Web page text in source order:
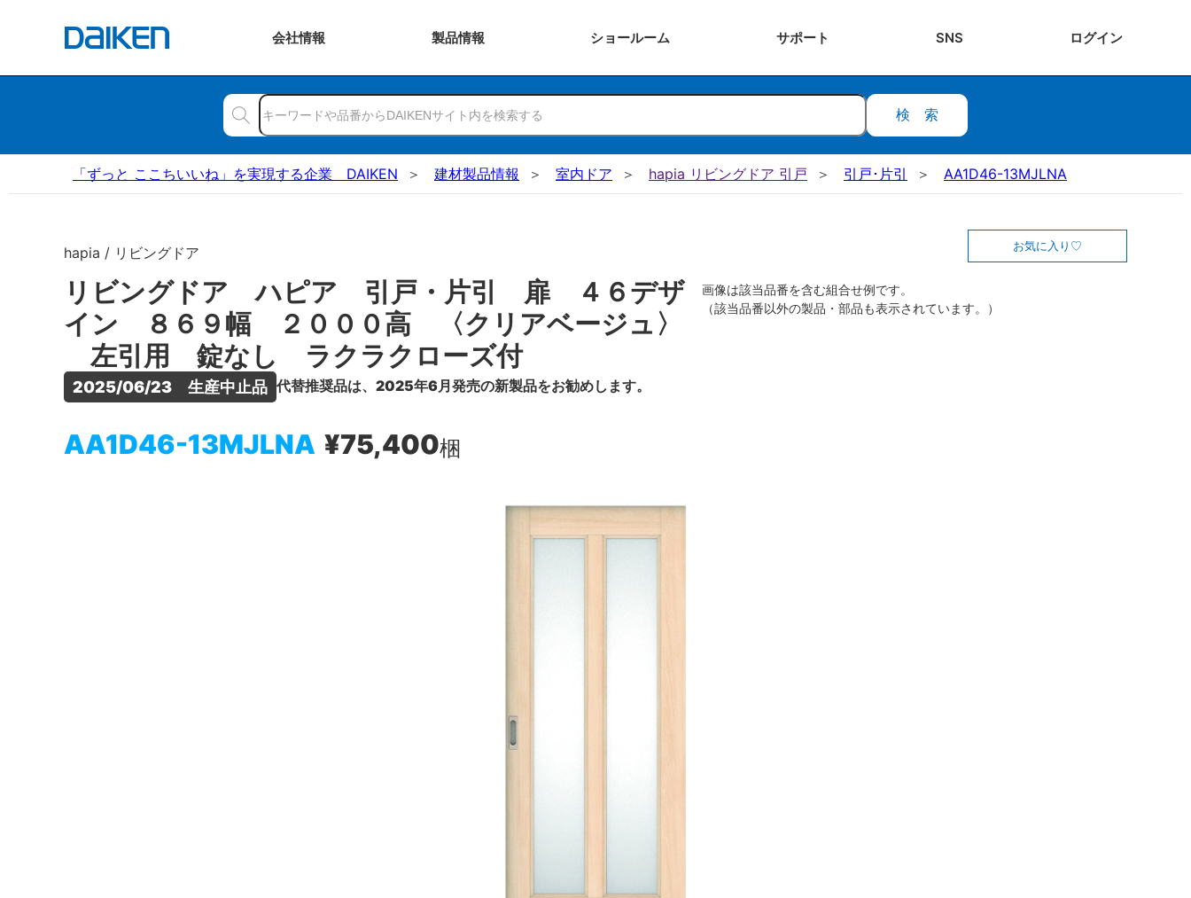
会社情報 製品情報 ショールーム サポート SNS ログイン
検索
「ずっと ここちいいね」を実現する企業 DAIKEN 建材製品情報 室内ドア hapia リビングドア 引戸 引戸･片引 AA1D46-13MJLNA
hapia / リビングドア
リビングドア ハピア 引戸・片引 扉 ４６デザ
イン ８６９幅 ２０００高 〈クリアベージュ〉
左引用 錠なし ラクラクローズ付
2025/06/23　生産中止品 代替推奨品は、2025年6月発売の新製品をお勧めします。
AA1D46-13MJLNA ¥75,400梱
お気に入り
画像は該当品番を含む組合せ例です。
（該当品番以外の製品・部品も表示されています。）